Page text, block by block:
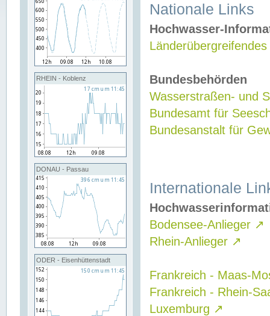
RHEIN - Koblenz
DONAU - Passau
ODER - Eisenhüttenstadt
Nationale Links
Hochwasser-
Bundesbehörden
Wasserstraßen- und
Bundesamt für
Bundesanstalt für
Internationale
Bodensee-Anlieger ↗
Rhein-Anlieger ↗
Frankreich - Maas-
Frankreich - Rhein-
Luxemburg ↗